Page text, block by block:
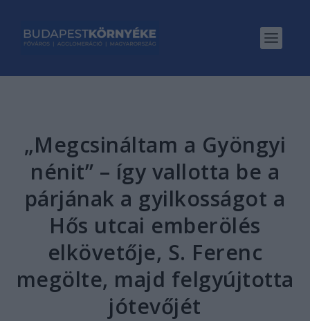
„Megcsináltam a Gyöngyi
nénit” – így vallotta be a
párjának a gyilkosságot a
Hős utcai emberölés
elkövetője, S. Ferenc
megölte, majd felgyújtotta
jótevőjét